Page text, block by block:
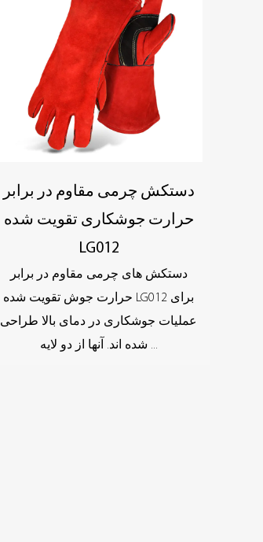
دستکش چرمی مقاوم در برابر
حرارت جوشکاری تقویت شده
LG012
دستکش های چرمی مقاوم در برابر
حرارت جوش تقویت شده LG012 برای
عملیات جوشکاری در دمای بالا طراحی
شده اند. آنها از دو لایه ...